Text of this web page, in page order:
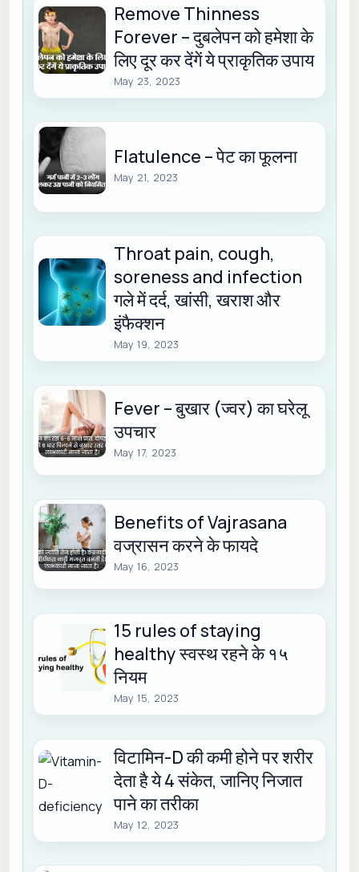
Remove Thinness
Forever – दुबलेपन को हमेशा के
लिए दूर कर देंगें ये प्राकृतिक उपाय
May 23, 2023
Flatulence – पेट का फूलना
May 21, 2023
Throat pain, cough,
soreness and infection
गले में दर्द, खांसी, खराश और
इंफैक्शन
May 19, 2023
Fever – बुखार (ज्वर) का घरेलू
उपचार
May 17, 2023
Benefits of Vajrasana
वज्रासन करने के फायदे
May 16, 2023
15 rules of staying
healthy स्वस्थ रहने के १५
नियम
May 15, 2023
विटामिन-D की कमी होने पर शरीर
देता है ये 4 संकेत, जानिए निजात
पाने का तरीका
May 12, 2023